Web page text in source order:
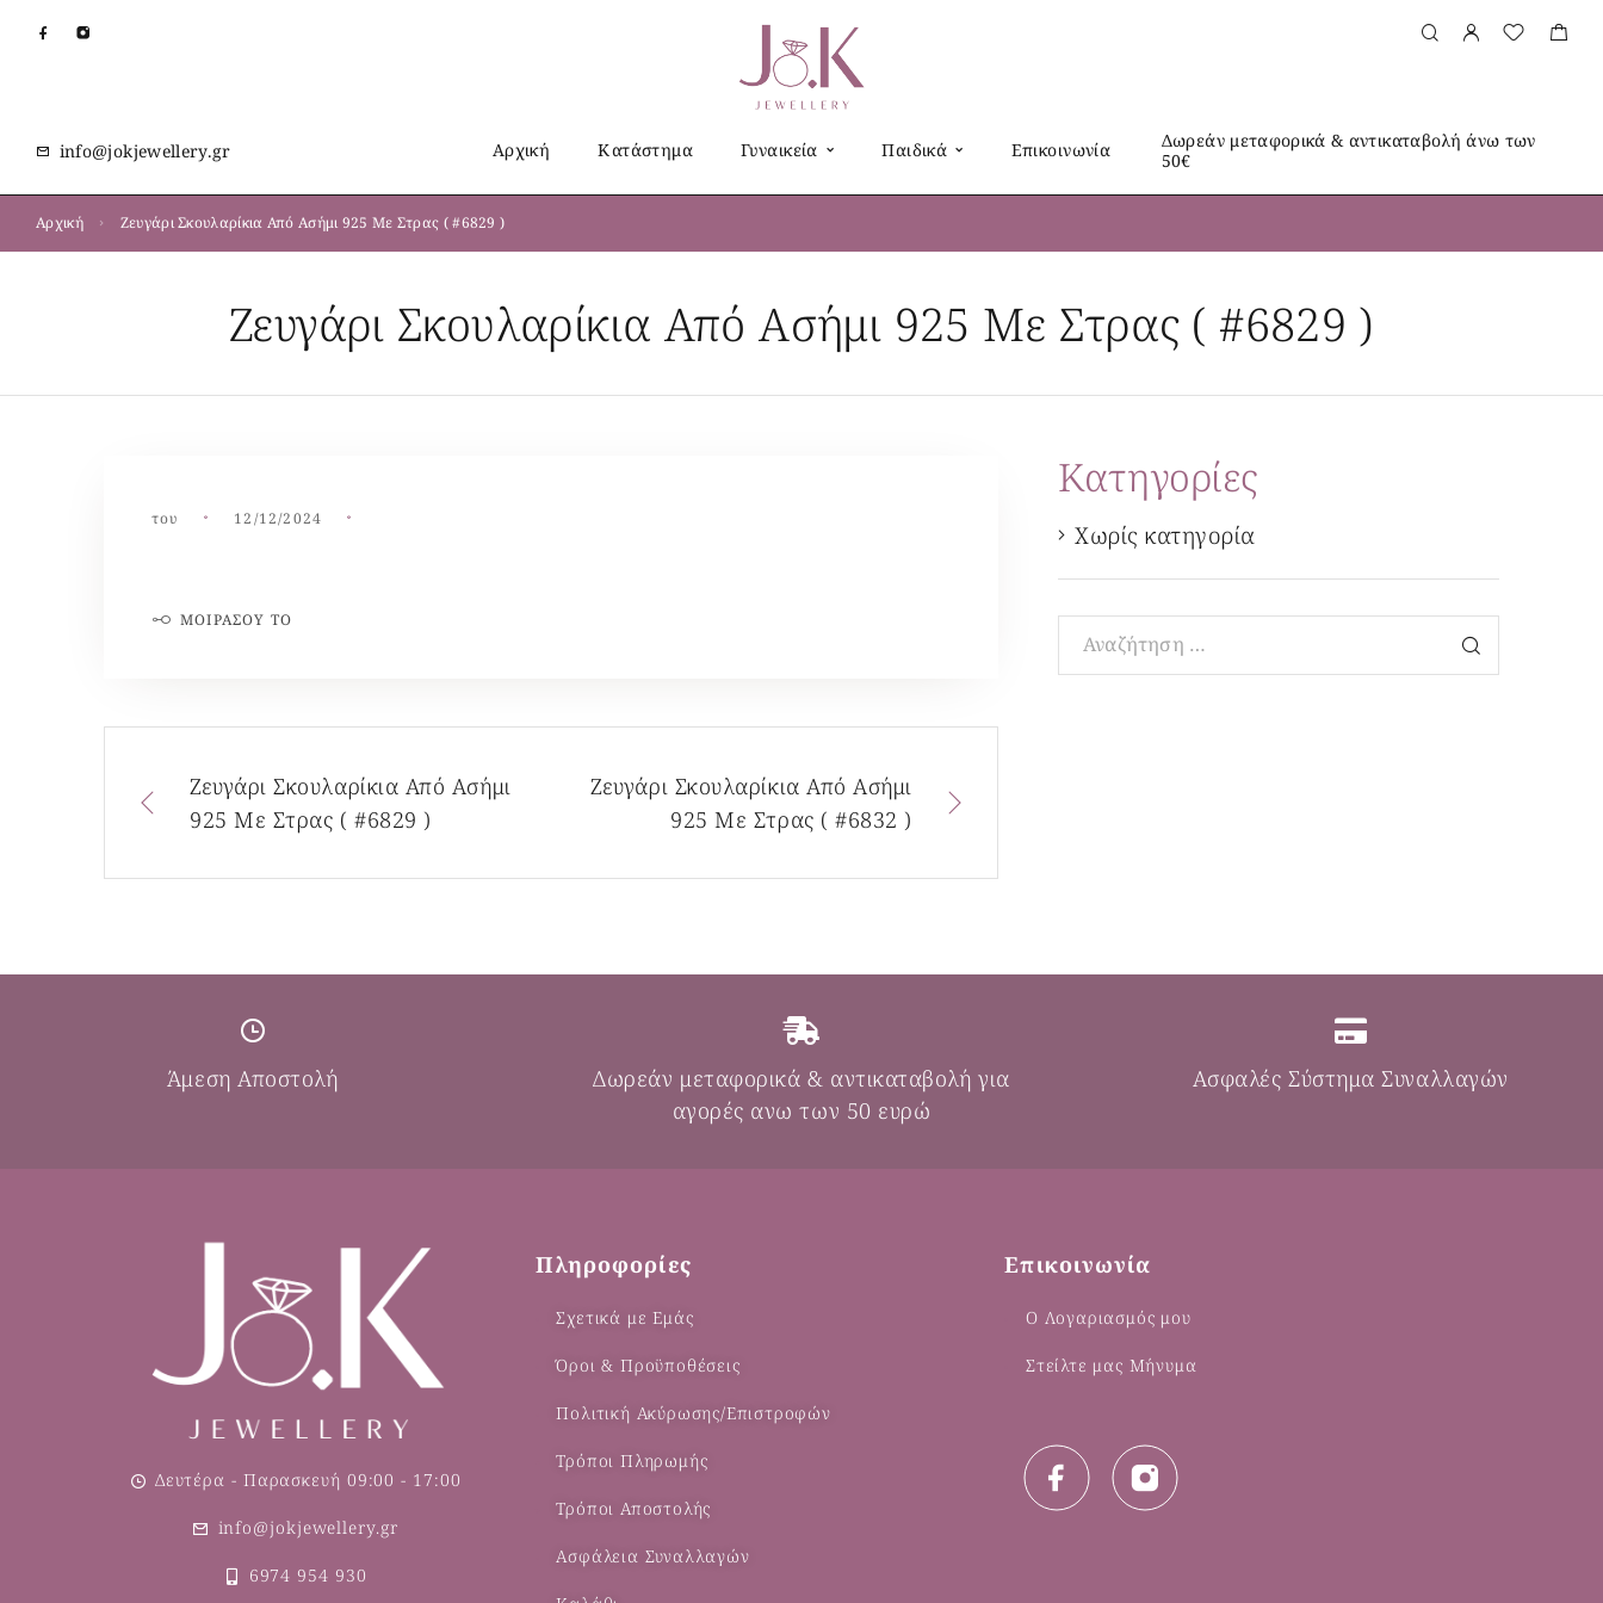
info@jokjewellery.gr Αρχική Κατάστημα Γυναικεία Παιδικά Επικοινωνία
Δωρεάν μεταφορικά & αντικαταβολή άνω των
50€
Αρχική Ζευγάρι Σκουλαρίκια Από Ασήμι 925 Με Στρας ( #6829 )
Ζευγάρι Σκουλαρίκια Από Ασήμι 925 Με Στρας ( #6829 )
του 12/12/2024
ΜΟΙΡΆΣΟΥ ΤΟ
Ζευγάρι Σκουλαρίκια Από Ασήμι
925 Με Στρας ( #6829 )
Ζευγάρι Σκουλαρίκια Από Ασήμι
925 Με Στρας ( #6832 )
Kατηγορίες
Χωρίς κατηγορία
Άμεση Αποστολή
Δωρεάν μεταφορικά & αντικαταβολή για
αγορές ανω των 50 ευρώ
Ασφαλές Σύστημα Συναλλαγών
Δευτέρα - Παρασκευή 09:00 - 17:00
info@jokjewellery.gr
6974 954 930
Πληροφορίες
Σχετικά με Εμάς
Όροι & Προϋποθέσεις
Πολιτική Ακύρωσης/Επιστροφών
Τρόποι Πληρωμής
Τρόποι Αποστολής
Ασφάλεια Συναλλαγών
Επικοινωνία
Ο Λογαριασμός μου
Στείλτε μας Μήνυμα